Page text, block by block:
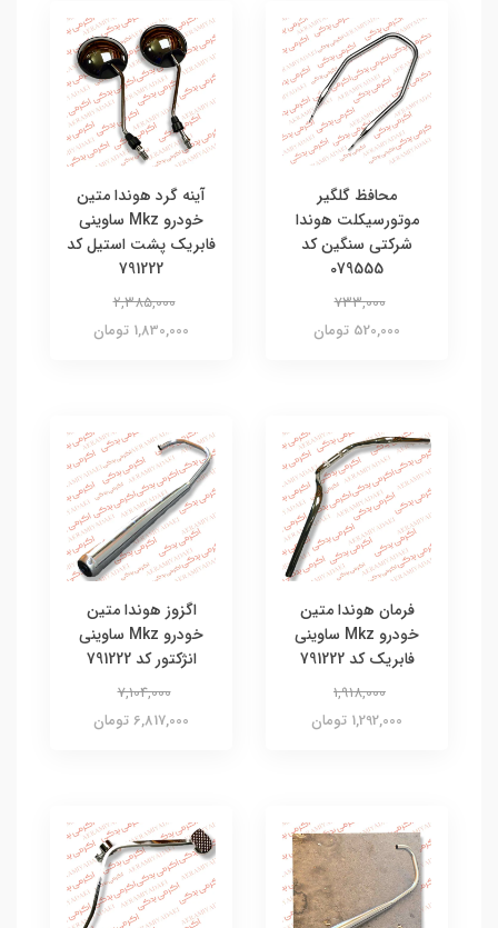
محافظ گلگیر
موتورسیکلت هوندا
شرکتی سنگین کد
079555
733,000
520,000 تومان
آینه گرد هوندا متین
خودرو Mkz ساوینی
فابریک پشت استیل کد
791222
2,385,000
1,830,000 تومان
فرمان هوندا متین
خودرو Mkz ساوینی
فابریک کد 791222
1,918,000
1,292,000 تومان
اگزوز هوندا متین
خودرو Mkz ساوینی
انژکتور کد 791222
7,104,000
6,817,000 تومان